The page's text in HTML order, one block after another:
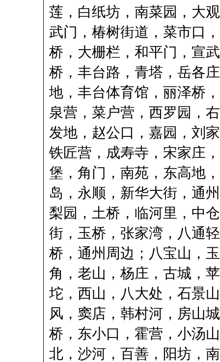
莲，白纸坊，南菜园，大
武门，椿树街道，菜市口
桥，大栅栏，和平门，宣
桥，丰台路，青塔，岳各
地，丰台体育馆，丽泽桥
泉营，菜户营，西罗园，
发地，赵公口，嘉园，刘
铁匠营，成寿寺，宋家庄
堡，角门，南苑，东高地
岛，永顺，新华大街，通
梨园，土桥，临河里，中
街，玉桥，张家湾，八通
桥，通州周边；八宝山，
角，老山，杨庄，古城，
坨，西山，八大处，石景
风，窦店，韩村河，房山
桥，东小口，霍营，小汤
北，沙河，百善，阳坊，